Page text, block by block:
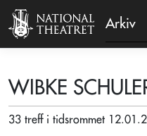
Arkiv
WIBKE
33 treff i tidsrommet